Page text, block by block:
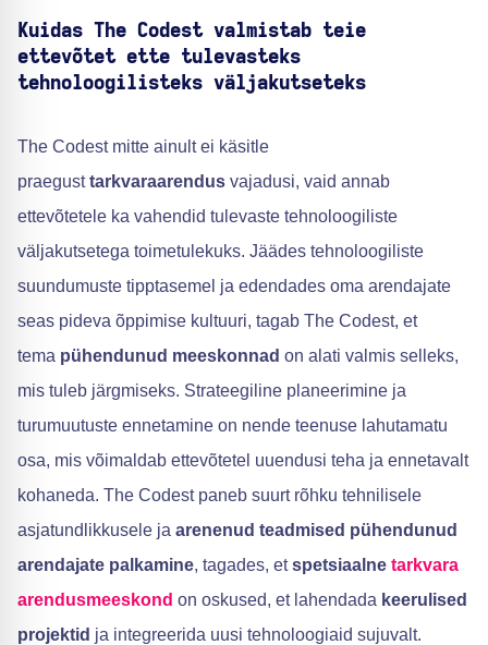
Kuidas The Codest valmistab teie
ettevõtet ette tulevasteks
tehnoloogilisteks väljakutseteks
The Codest mitte ainult ei käsitle
praegusttarkvaraarendus vajadusi, vaid annab
ettevõtetele ka vahendid tulevaste tehnoloogiliste
väljakutsetega toimetulekuks. Jäädes tehnoloogiliste
suundumuste tipptasemel ja edendades oma arendajate
seas pideva õppimise kultuuri, tagab The Codest, et
tema pühendunud meeskonnad on alati valmis selleks,
mis tuleb järgmiseks. Strateegiline planeerimine ja
turumuutuste ennetamine on nende teenuse lahutamatu
osa, mis võimaldab ettevõtetel uuendusi teha ja ennetavalt
kohaneda. The Codest paneb suurt rõhku tehnilisele
asjatundlikkusele ja arenenud teadmised pühendunud
arendajate palkamine, tagades, etspetsiaalne tarkvara
arendusmeeskond on oskused, et lahendada keerulised
projektid ja integreerida uusi tehnoloogiaid sujuvalt.